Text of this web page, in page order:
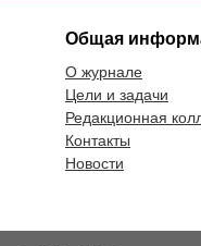
Общая
О журнале
Цели и задачи
Редакционная
Контакты
Новости